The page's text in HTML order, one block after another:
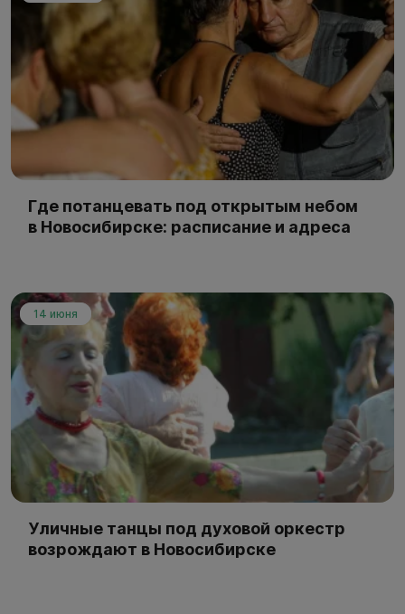
Где потанцевать под открытым небом
в Новосибирске: расписание и адреса
14 июня
Уличные танцы под духовой оркестр
возрождают в Новосибирске